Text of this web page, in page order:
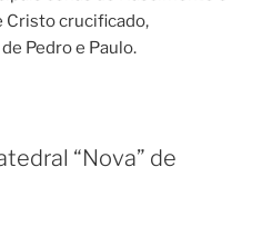
Cristo crucificado,
Pedro e Paulo.
“Nova” de